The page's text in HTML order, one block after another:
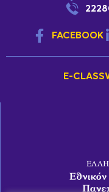
FACEBOOK
E-CLASS